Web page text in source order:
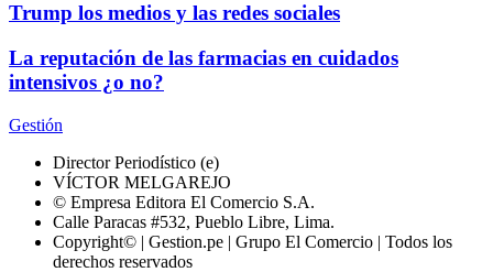
Trump los medios y las redes sociales
La reputación de las farmacias en cuidados
intensivos ¿o no?
Gestión
Director Periodístico (e)
VÍCTOR MELGAREJO
© Empresa Editora El Comercio S.A.
Calle Paracas #532, Pueblo Libre, Lima.
Copyright© | Gestion.pe | Grupo El Comercio | Todos los
derechos reservados